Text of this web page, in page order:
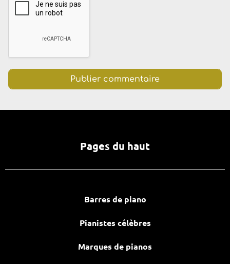
Pages du haut
Barres de piano
Pianistes célèbres
Marques de pianos